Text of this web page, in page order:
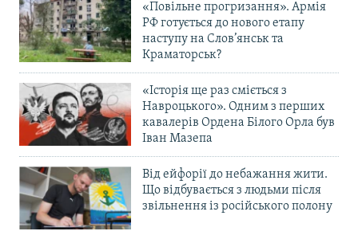
«Повільне прогризання». Армія
РФ готується до нового етапу
наступу на Слов’янськ та
Краматорськ?
«Історія ще раз сміється з
Навроцького». Одним з перших
кавалерів Ордена Білого Орла був
Іван Мазепа
Від ейфорії до небажання жити.
Що відбувається з людьми після
звільнення із російського полону